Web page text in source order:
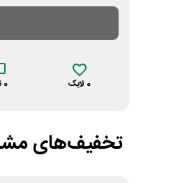
0 لایک 0
تخفیف‌های